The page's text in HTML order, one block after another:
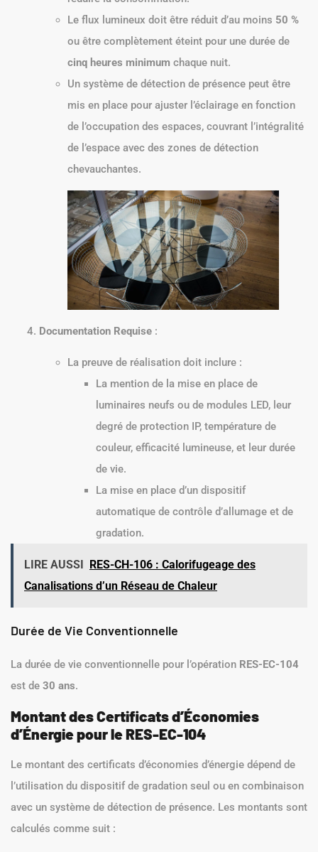
Le flux lumineux doit être réduit d’au moins 50 %
ou être complètement éteint pour une durée de
cinq heures minimum chaque nuit.
Un système de détection de présence peut être
mis en place pour ajuster l’éclairage en fonction
de l’occupation des espaces, couvrant l’intégralité
de l’espace avec des zones de détection
chevauchantes.
Documentation Requise :
La preuve de réalisation doit inclure :
La mention de la mise en place de
luminaires neufs ou de modules LED, leur
degré de protection IP, température de
couleur, efficacité lumineuse, et leur durée
de vie.
La mise en place d’un dispositif
automatique de contrôle d’allumage et de
gradation.
LIRE AUSSI
RES-CH-106 : Calorifugeage des
Canalisations d’un Réseau de Chaleur
Durée de Vie Conventionnelle
La durée de vie conventionnelle pour l’opération RES-EC-104
est de 30 ans.
Montant des Certificats d’Économies
d’Énergie pour le RES-EC-104
Le montant des certificats d’économies d’énergie dépend de
l’utilisation du dispositif de gradation seul ou en combinaison
avec un système de détection de présence. Les montants sont
calculés comme suit :